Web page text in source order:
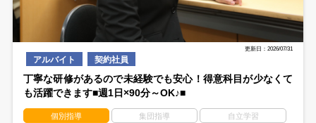
更新日：2026/07/31
アルバイト 契約社員
丁寧な研修があるので未経験でも安心！得意科目が少なくて
も活躍できます■週1日×90分～OK♪■
個別指導 集団指導 自立学習